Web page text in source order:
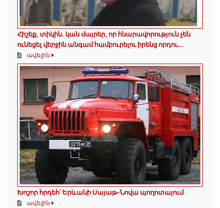
Հիշեք, տիկին․ կան մայրեր, որ հնարավորություն չեն
ունեցել վերջին անգամ համբուրելու իրենց որդու...
ավելին
Խոշոր հրդեհ՝ Երևանի Սայաթ-Նովա պողոտայում
ավելին